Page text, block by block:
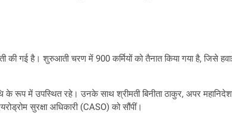
की गई है। शुरुआती चरण में 900 कर्मियों को तैनात किया गया है,
में उपस्थित रहे। उनके साथ श्रीमती बिनीता ठाकुर, अपर
सुरक्षा अधिकारी (CASO) को सौंपीं।